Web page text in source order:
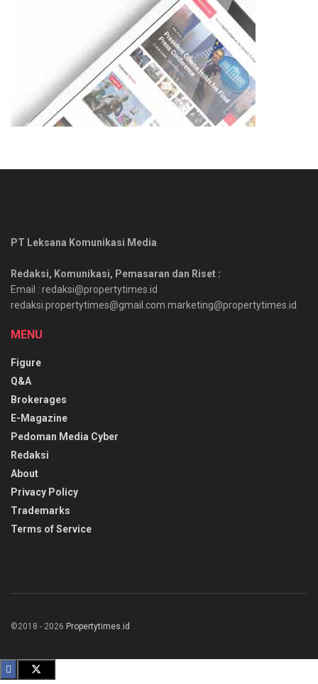
PT Leksana Komunikasi Media
Redaksi, Komunikasi, Pemasaran dan Riset :
Email : redaksi@propertytimes.id
redaksi.propertytimes@gmail.com marketing@propertytimes.id
MENU
Figure
Q&A
Brokerages
E-Magazine
Pedoman Media Cyber
Redaksi
About
Privacy Policy
Trademarks
Terms of Service
©2018 - 2026 Propertytimes.id